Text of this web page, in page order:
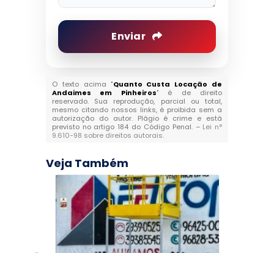
Enviar
O texto acima "Quanto Custa Locação de
Andaimes em Pinheiros" é de direito
reservado. Sua reprodução, parcial ou total,
mesmo citando nossos links, é proibida sem a
autorização do autor. Plágio é crime e está
previsto no artigo 184 do Código Penal. – Lei n°
9.610-98 sobre direitos autorais.
Veja Também